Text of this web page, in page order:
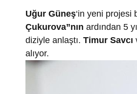
Uğur Güneş‘in yeni projesi
Çukurova”nın ardından 5
diziyle anlaştı. Timur Savcı
alıyor.